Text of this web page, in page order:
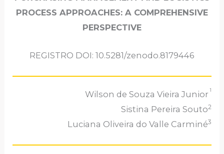
PROCESS APPROACHES: A COMPREHENSIVE
PERSPECTIVE
REGISTRO DOI: 10.5281/zenodo.8179446
Wilson de Souza Vieira Junior 1
Sistina Pereira Souto2
Luciana Oliveira do Valle Carminé3